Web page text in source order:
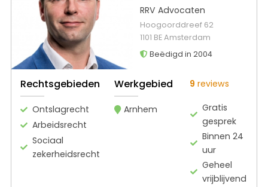
RRV Advocaten
Hoogoorddreef 62
1101 BE Amsterdam
Beëdigd in 2004
Rechtsgebieden
Ontslagrecht
Arbeidsrecht
Sociaal
zekerheidsrecht
Werkgebied
Arnhem
9 reviews
Gratis
gesprek
Binnen 24
uur
Geheel
vrijblijvend